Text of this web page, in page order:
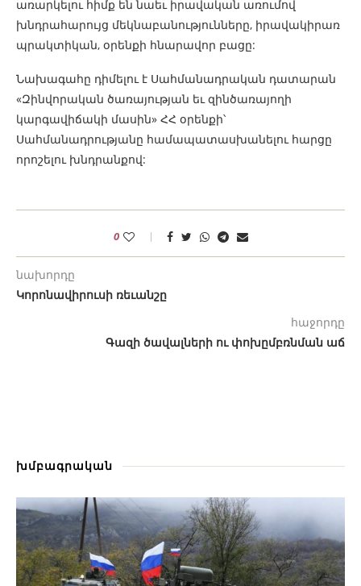
առարկելու հիմք են նաեւ իրավական առումով
խնդրահարույց մեկնաբանությունները, իրավակիրառ
պրակտիկան, օրենքի հնարավոր բացը:
Նախագահը դիմելու է Սահմանադրական դատարան
«Զինվորական ծառայության եւ զինծառայողի
կարգավիճակի մասին» ՀՀ օրենքի՝
Սահմանադրությանը համապատասխանելու հարցը
որոշելու խնդրանքով:
0
նախորդը
Կորոնավիրուսի ռեւանշը
հաջորդը
Գազի ծավալների ու փոխըմբռնման աճ
խմբագրական